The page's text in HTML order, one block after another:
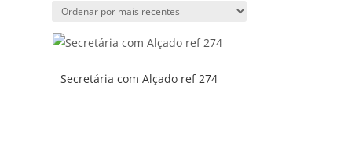
Secretária com Alçado ref 274